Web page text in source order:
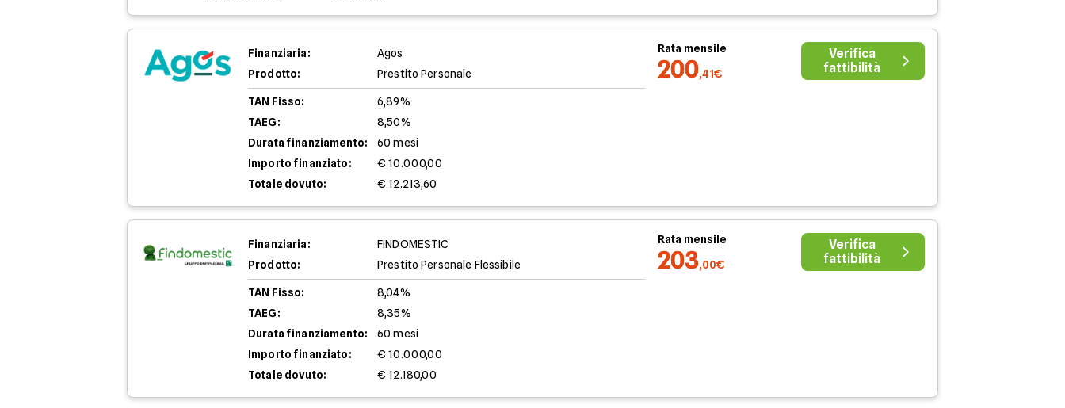
Finanziaria:
Agos
Prodotto:
Prestito Personale
TAN Fisso:
6,89%
TAEG:
8,50%
Durata finanziamento:
60 mesi
Importo finanziato:
€ 10.000,00
Totale dovuto:
€ 12.213,60
Rata mensile
200,41€
Verifica
fattibilità
Finanziaria:
FINDOMESTIC
Prodotto:
Prestito Personale Flessibile
TAN Fisso:
8,04%
TAEG:
8,35%
Durata finanziamento:
60 mesi
Importo finanziato:
€ 10.000,00
Totale dovuto:
€ 12.180,00
Rata mensile
203,00€
Verifica
fattibilità